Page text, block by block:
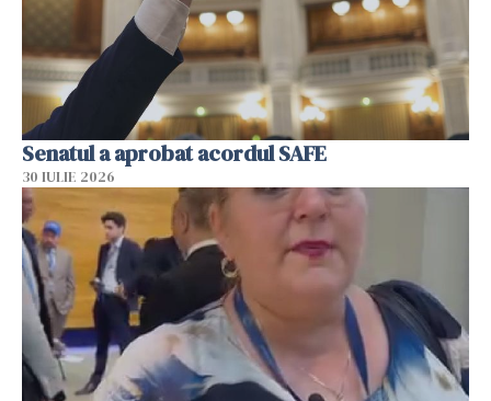
Senatul a aprobat acordul SAFE
30 IULIE 2026